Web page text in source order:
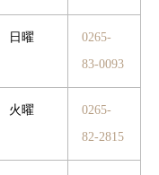
日曜
0265-
83‐0093
火曜
0265-
82-2815